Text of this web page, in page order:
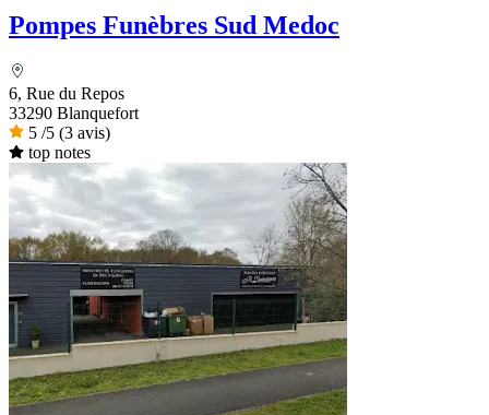
Pompes Funèbres Sud Medoc
6, Rue du Repos
33290 Blanquefort
5 /5 (3 avis)
top notes